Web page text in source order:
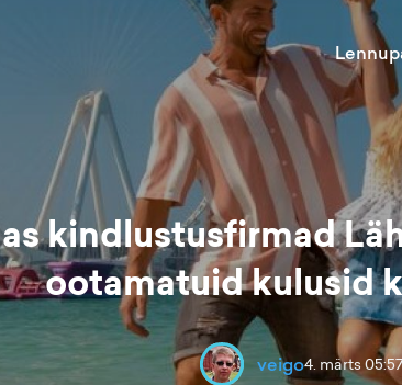
kindlustusfirmad
ootamatuid kulusid
veigo4. märts